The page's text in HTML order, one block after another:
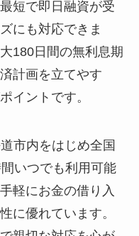
短で即日融資が受
にも対応できま
180日間の無利息期
計画を立てやす
イントです。
市内をはじめ全国
いつでも利用可能
軽にお金の借り入
に優れています。